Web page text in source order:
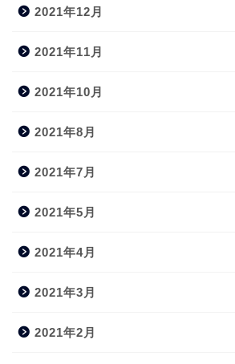
2021年12月
2021年11月
2021年10月
2021年8月
2021年7月
2021年5月
2021年4月
2021年3月
2021年2月